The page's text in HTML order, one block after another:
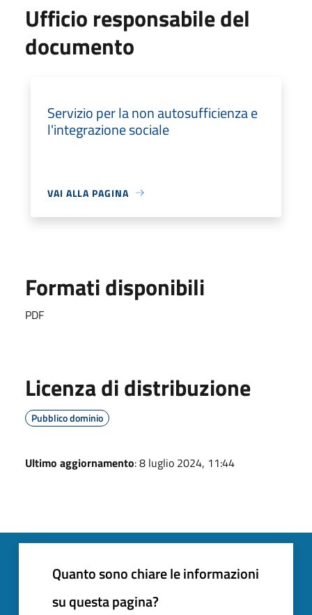
Ufficio responsabile del
documento
Servizio per la non autosufficienza e
l'integrazione sociale
VAI ALLA PAGINA
Formati disponibili
PDF
Licenza di distribuzione
Pubblico dominio
Ultimo aggiornamento: 8 luglio 2024, 11:44
Quanto sono chiare le informazioni
su questa pagina?